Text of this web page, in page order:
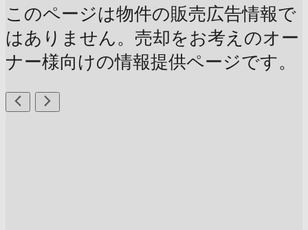
このページは物件の販売広告情報で
はありません。売却をお考えのオー
ナー様向けの情報提供ページです。